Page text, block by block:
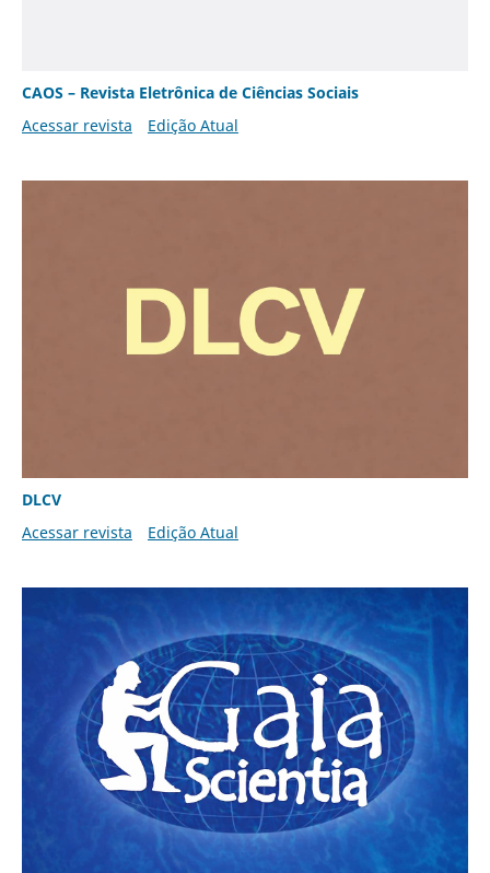
CAOS – Revista Eletrônica de Ciências Sociais
Acessar revista
Edição Atual
DLCV
Acessar revista
Edição Atual